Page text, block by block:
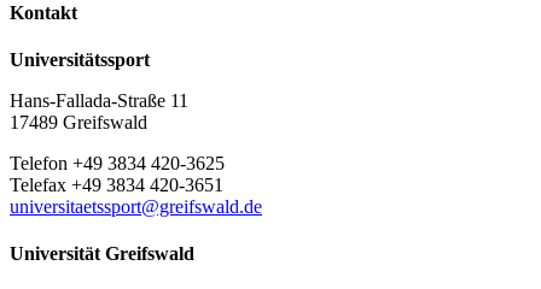
Kontakt
Universitätssport
Hans-Fallada-Straße 11
17489 Greifswald
Telefon +49 3834 420-3625
Telefax +49 3834 420-3651
universitaetssport@greifswald.de
Universität Greifswald